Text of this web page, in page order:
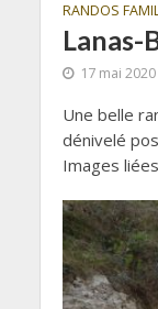
RANDOS
Lanas-
17 mai 2020
Une belle
dénivelé
Images